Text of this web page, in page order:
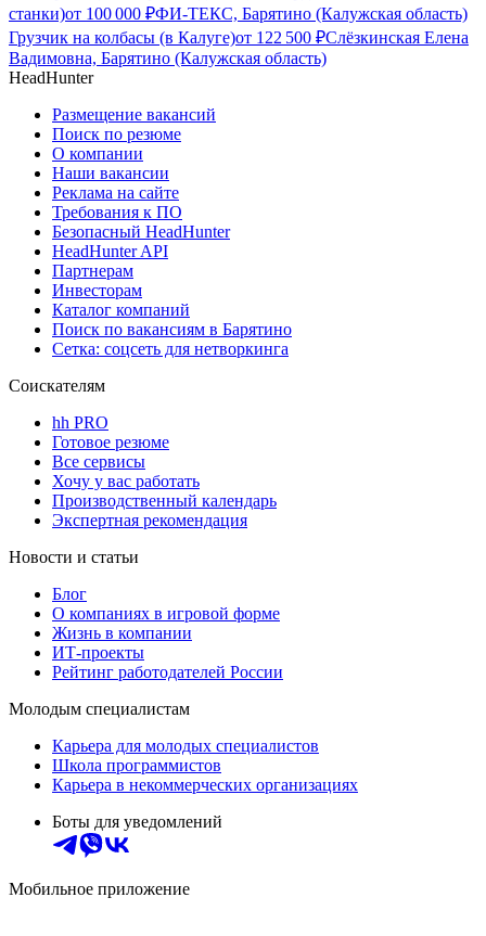
станки)от 100 000 ₽ФИ-ТЕКС, Барятино (Калужская область)
Грузчик на колбасы (в Калуге)от 122 500 ₽Слёзкинская Елена
Вадимовна, Барятино (Калужская область)
HeadHunter
Размещение вакансий
Поиск по резюме
О компании
Наши вакансии
Реклама на сайте
Требования к ПО
Безопасный HeadHunter
HeadHunter API
Партнерам
Инвесторам
Каталог компаний
Поиск по вакансиям в Барятино
Сетка: соцсеть для нетворкинга
Соискателям
hh PRO
Готовое резюме
Все сервисы
Хочу у вас работать
Производственный календарь
Экспертная рекомендация
Новости и статьи
Блог
О компаниях в игровой форме
Жизнь в компании
ИТ-проекты
Рейтинг работодателей России
Молодым специалистам
Карьера для молодых специалистов
Школа программистов
Карьера в некоммерческих организациях
Боты для уведомлений
Мобильное приложение